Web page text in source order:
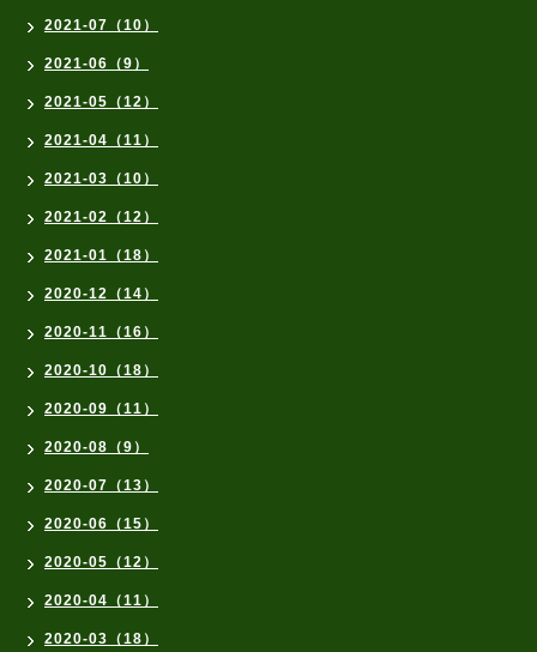
2021-07（10）
2021-06（9）
2021-05（12）
2021-04（11）
2021-03（10）
2021-02（12）
2021-01（18）
2020-12（14）
2020-11（16）
2020-10（18）
2020-09（11）
2020-08（9）
2020-07（13）
2020-06（15）
2020-05（12）
2020-04（11）
2020-03（18）